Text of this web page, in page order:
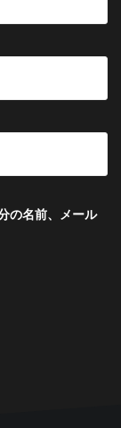
の名前、メール